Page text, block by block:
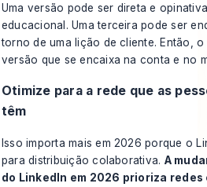
Uma versão pode ser direta e
educacional. Uma terceira pode ser
torno de uma lição de cliente. Então,
versão que se encaixa na conta e no
Otimize para a rede que as
têm
Isso importa mais em 2026 porque o
para distribuição colaborativa. A
do LinkedIn em 2026 prioriza